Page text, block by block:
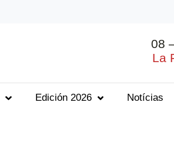
08
La
Edición 2026 Notícias